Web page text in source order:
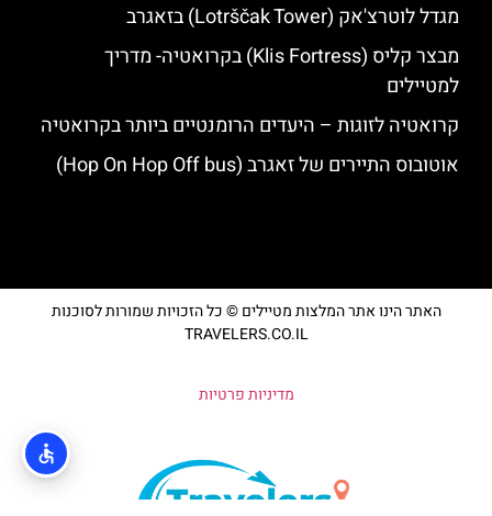
מגדל לוטרצ'אק (Lotrščak Tower) בזאגרב
מבצר קליס (Klis Fortress) בקרואטיה- מדריך
למטיילים
קרואטיה לזוגות – היעדים הרומנטיים ביותר בקרואטיה
אוטובוס התיירים של זאגרב (Hop On Hop Off bus)
האתר הינו אתר המלצות מטיילים © כל הזכויות שמורות לסוכנות
TRAVELERS.CO.IL
מדיניות פרטיות